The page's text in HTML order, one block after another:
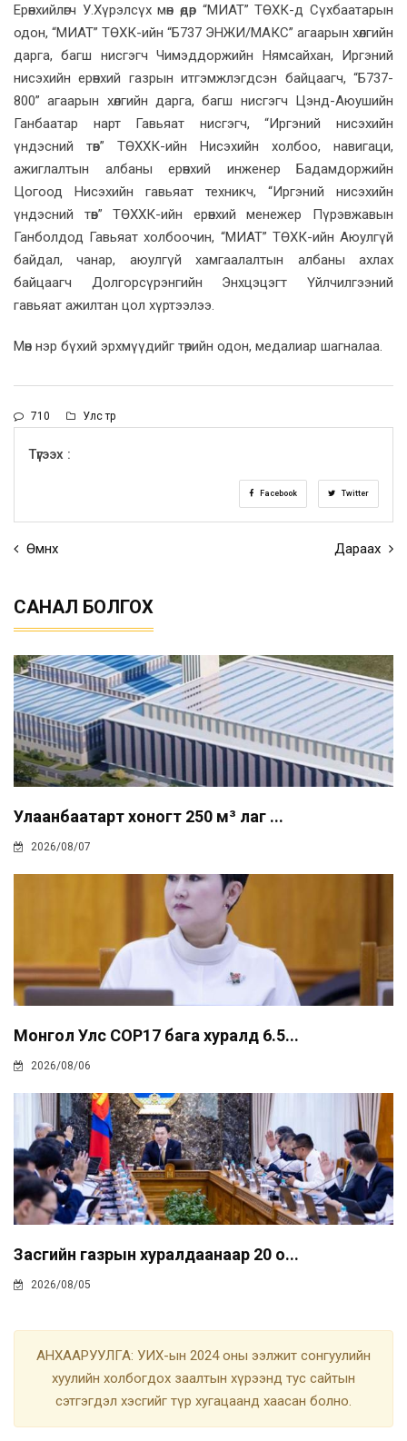
Ерөнхийлөгч У.Хүрэлсүх мөн өдөр “МИАТ” ТӨХК-д Сүхбаатарын
одон, “МИАТ” ТӨХК-ийн “Б737 ЭНЖИ/МAКС” агаарын хөлгийн
дарга, багш нисгэгч Чимэддоржийн Нямсайхан, Иргэний
нисэхийн ерөнхий газрын итгэмжлэгдсэн байцаагч, “Б737-
800” агаарын хөлгийн дарга, багш нисгэгч Цэнд-Аюушийн
Ганбаатар нарт Гавьяат нисгэгч, “Иргэний нисэхийн
үндэсний төв” ТӨХХК-ийн Нисэхийн холбоо, навигаци,
ажиглалтын албаны ерөнхий инженер Бадамдоржийн
Цогоод Нисэхийн гавьяат техникч, “Иргэний нисэхийн
үндэсний төв” ТӨХХК-ийн ерөнхий менежер Пүрэвжавын
Ганболдод Гавьяат холбоочин, “МИАТ” ТӨХК-ийн Аюулгүй
байдал, чанар, аюулгүй хамгаалалтын албаны ахлах
байцаагч Долгорсүрэнгийн Энхцэцэгт Үйлчилгээний
гавьяат ажилтан цол хүртээлээ.
Мөн нэр бүхий эрхмүүдийг төрийн одон, медалиар шагналаа.
710 Улс төр
Түгээх :
Facebook Twitter
Өмнөх Дараах
САНАЛ БОЛГОХ
Улаанбаатарт хоногт 250 м³ лаг ...
2026/08/07
Монгол Улс COP17 бага хуралд 6.5...
2026/08/06
Засгийн газрын хуралдаанаар 20 о...
2026/08/05
АНХААРУУЛГА: УИХ-ын 2024 оны ээлжит сонгуулийн
хуулийн холбогдох заалтын хүрээнд тус сайтын
сэтгэгдэл хэсгийг түр хугацаанд хаасан болно.